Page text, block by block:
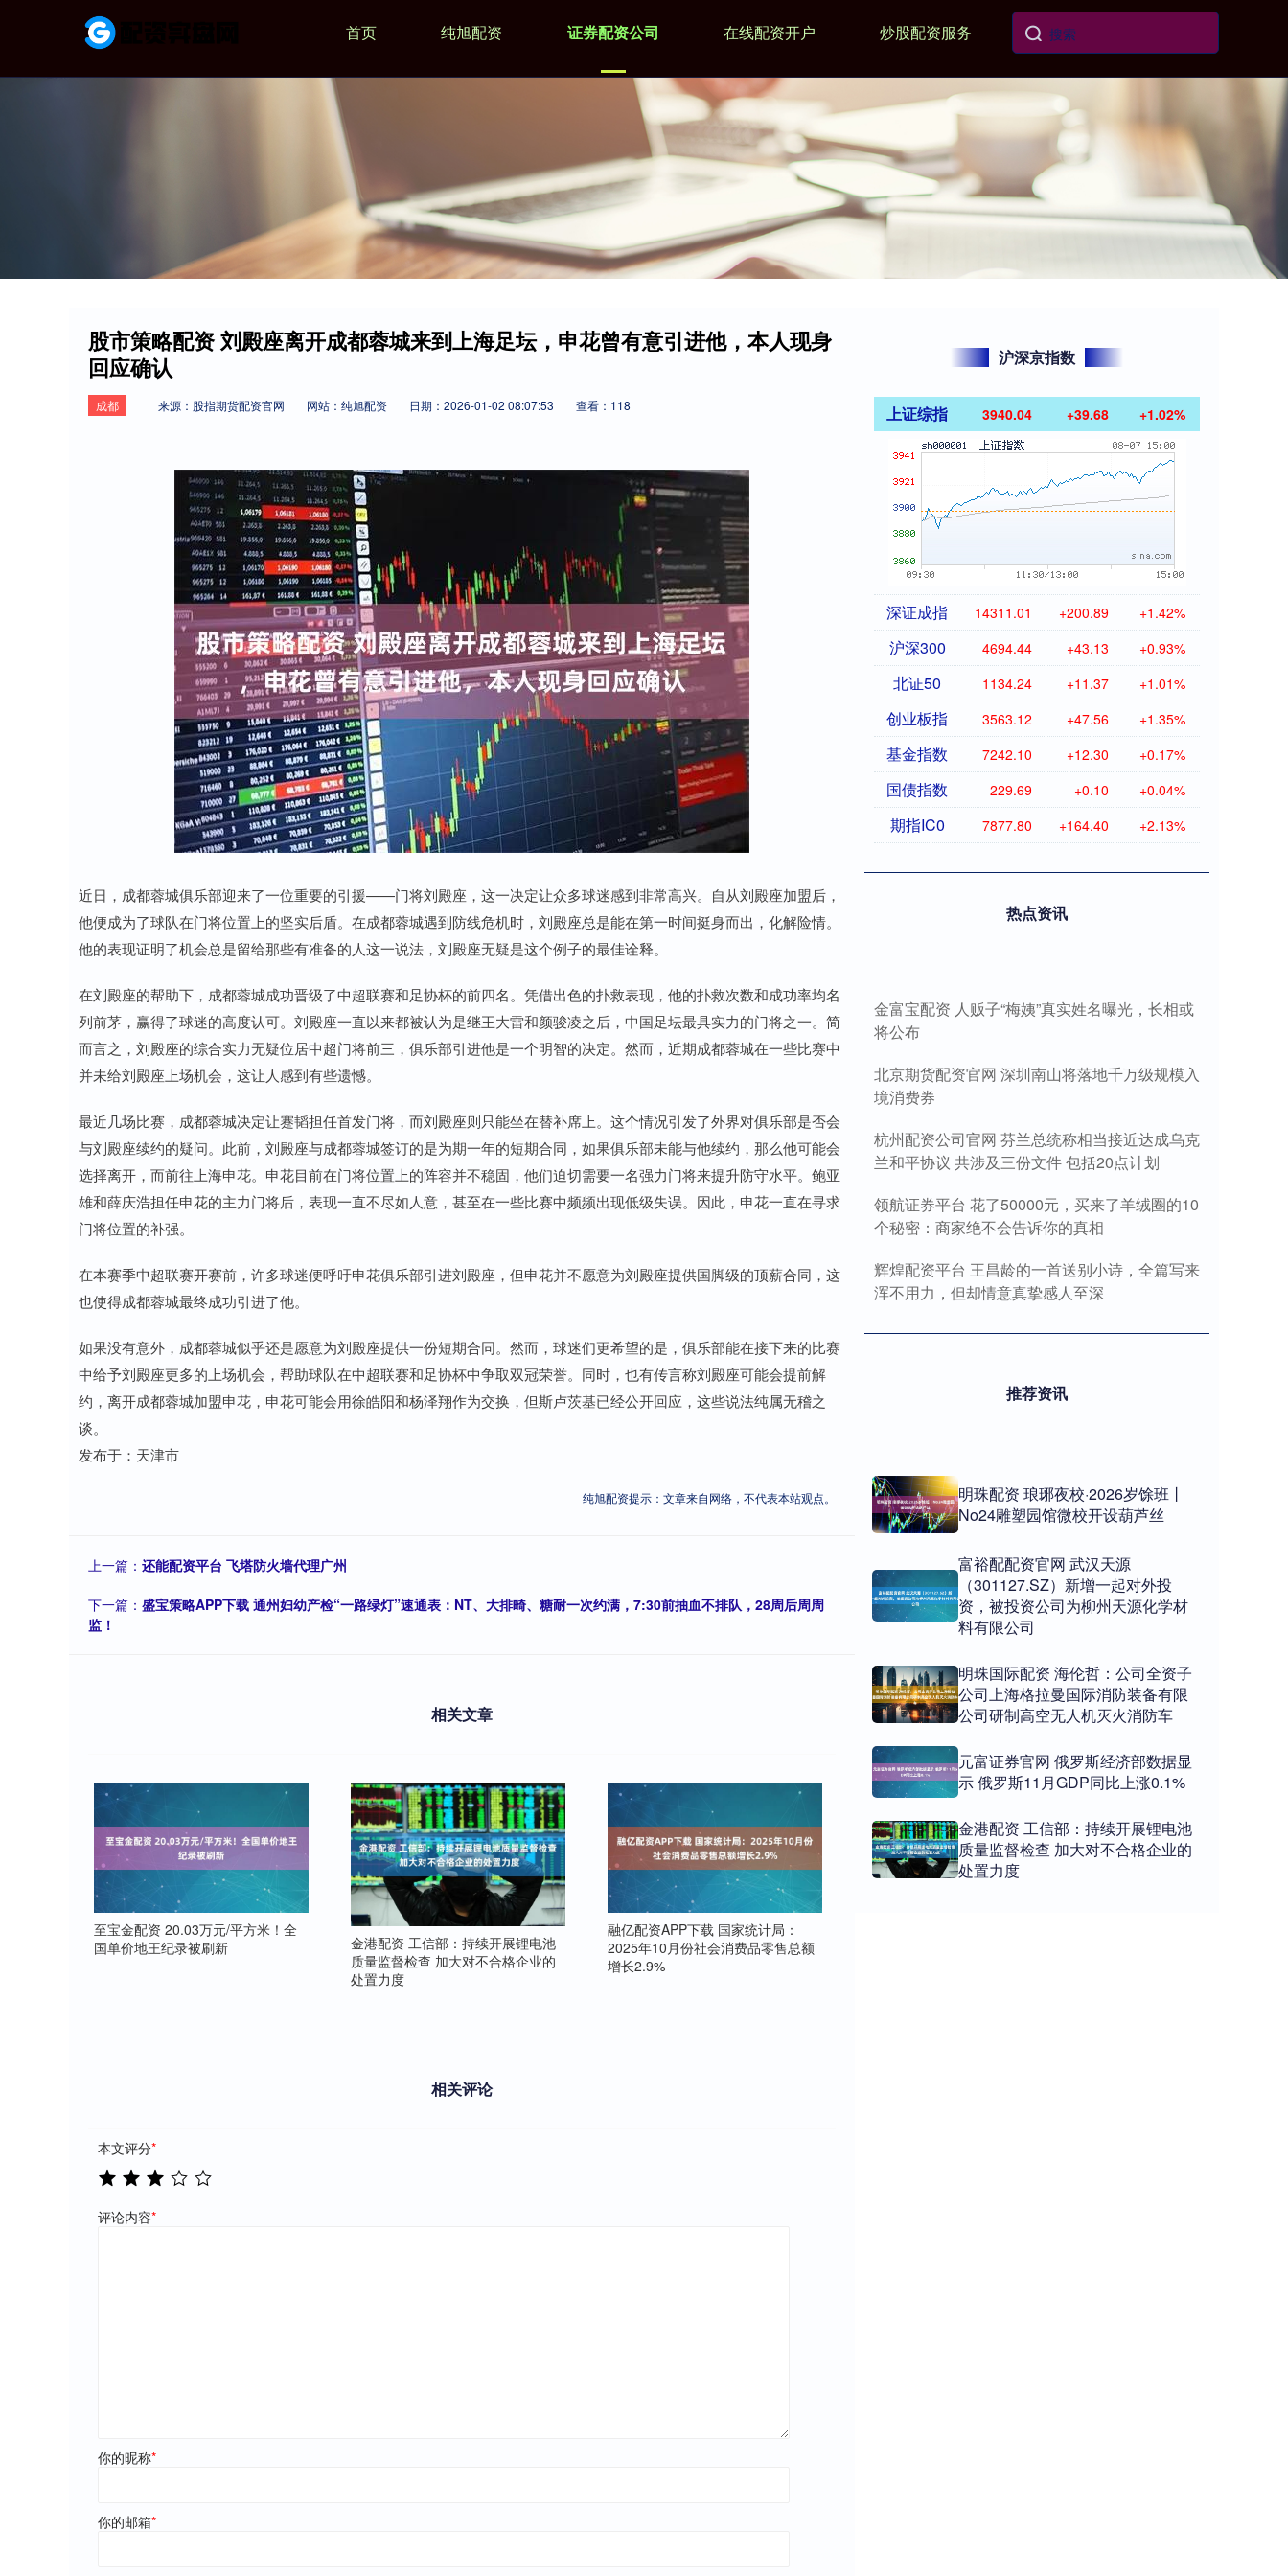
首页 纯旭配资 证券配资公司 在线配资开户 炒股配资服务
股市策略配资 刘殿座离开成都蓉城来到上海足坛，申花曾有意引进他，本人现身
回应确认
成都 来源：股指期货配资官网 网站：纯旭配资 日期：2026-01-02 08:07:53 查看：118
近日，成都蓉城俱乐部迎来了一位重要的引援——门将刘殿座，这一决定让众多球迷感到非常高兴。自从刘殿座加盟后，
他便成为了球队在门将位置上的坚实后盾。在成都蓉城遇到防线危机时，刘殿座总是能在第一时间挺身而出，化解险情。
他的表现证明了机会总是留给那些有准备的人这一说法，刘殿座无疑是这个例子的最佳诠释。
在刘殿座的帮助下，成都蓉城成功晋级了中超联赛和足协杯的前四名。凭借出色的扑救表现，他的扑救次数和成功率均名
列前茅，赢得了球迷的高度认可。刘殿座一直以来都被认为是继王大雷和颜骏凌之后，中国足坛最具实力的门将之一。简
而言之，刘殿座的综合实力无疑位居中超门将前三，俱乐部引进他是一个明智的决定。然而，近期成都蓉城在一些比赛中
并未给刘殿座上场机会，这让人感到有些遗憾。
最近几场比赛，成都蓉城决定让蹇韬担任首发门将，而刘殿座则只能坐在替补席上。这个情况引发了外界对俱乐部是否会
与刘殿座续约的疑问。此前，刘殿座与成都蓉城签订的是为期一年的短期合同，如果俱乐部未能与他续约，那么他可能会
选择离开，而前往上海申花。申花目前在门将位置上的阵容并不稳固，他们迫切需要一名强力门将来提升防守水平。鲍亚
雄和薛庆浩担任申花的主力门将后，表现一直不尽如人意，甚至在一些比赛中频频出现低级失误。因此，申花一直在寻求
门将位置的补强。
在本赛季中超联赛开赛前，许多球迷便呼吁申花俱乐部引进刘殿座，但申花并不愿意为刘殿座提供国脚级的顶薪合同，这
也使得成都蓉城最终成功引进了他。
如果没有意外，成都蓉城似乎还是愿意为刘殿座提供一份短期合同。然而，球迷们更希望的是，俱乐部能在接下来的比赛
中给予刘殿座更多的上场机会，帮助球队在中超联赛和足协杯中争取双冠荣誉。同时，也有传言称刘殿座可能会提前解
约，离开成都蓉城加盟申花，申花可能会用徐皓阳和杨泽翔作为交换，但斯卢茨基已经公开回应，这些说法纯属无稽之
谈。
发布于：天津市
纯旭配资提示：文章来自网络，不代表本站观点。
上一篇： 还能配资平台 飞塔防火墙代理广州
下一篇： 盛宝策略APP下载 通州妇幼产检“一路绿灯”速通表：NT、大排畸、糖耐一次约满，7:30前抽血不排队，28周后周周
监！
相关文章
至宝金配资 20.03万元/平方米！全
国单价地王纪录被刷新
金港配资 工信部：持续开展锂电池
质量监督检查 加大对不合格企业的
处置力度
融亿配资APP下载 国家统计局：
2025年10月份社会消费品零售总额
增长2.9%
相关评论
本文评分*
评论内容*
你的昵称*
你的邮箱*
沪深京指数
上证综指 3940.04 +39.68 +1.02%
深证成指 14311.01 +200.89 +1.42%
沪深300 4694.44 +43.13 +0.93%
北证50 1134.24 +11.37 +1.01%
创业板指 3563.12 +47.56 +1.35%
基金指数 7242.10 +12.30 +0.17%
国债指数 229.69 +0.10 +0.04%
期指IC0 7877.80 +164.40 +2.13%
热点资讯
金富宝配资 人贩子“梅姨”真实姓名曝光，长相或
将公布
北京期货配资官网 深圳南山将落地千万级规模入
境消费券
杭州配资公司官网 芬兰总统称相当接近达成乌克
兰和平协议 共涉及三份文件 包括20点计划
领航证券平台 花了50000元，买来了羊绒圈的10
个秘密：商家绝不会告诉你的真相
辉煌配资平台 王昌龄的一首送别小诗，全篇写来
浑不用力，但却情意真挚感人至深
推荐资讯
明珠配资 琅琊夜校·2026岁馀班丨
No24雕塑园馆微校开设葫芦丝
富裕配配资官网 武汉天源
（301127.SZ）新增一起对外投
资，被投资公司为柳州天源化学材
料有限公司
明珠国际配资 海伦哲：公司全资子
公司上海格拉曼国际消防装备有限
公司研制高空无人机灭火消防车
元富证券官网 俄罗斯经济部数据显
示 俄罗斯11月GDP同比上涨0.1%
金港配资 工信部：持续开展锂电池
质量监督检查 加大对不合格企业的
处置力度